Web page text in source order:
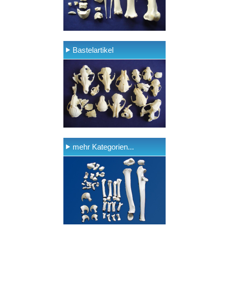
Bastelartikel
mehr Kategorien...